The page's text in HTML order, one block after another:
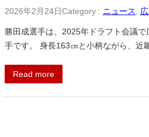
2026年2月24日Category : ニュース
勝田成選手は、2025年ドラフト会議
手です。 身長163㎝と小柄ながら、近
Read more